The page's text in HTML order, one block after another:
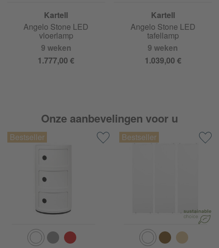
Kartell
Angelo Stone LED
vloerlamp
9 weken
1.777,00 €
Kartell
Angelo Stone LED
tafellamp
9 weken
1.039,00 €
Onze aanbevelingen voor u